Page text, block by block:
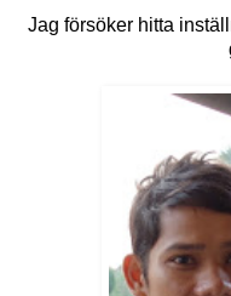
Jag försöker hitta